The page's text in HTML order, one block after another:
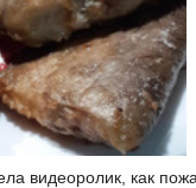
видеоролик, как